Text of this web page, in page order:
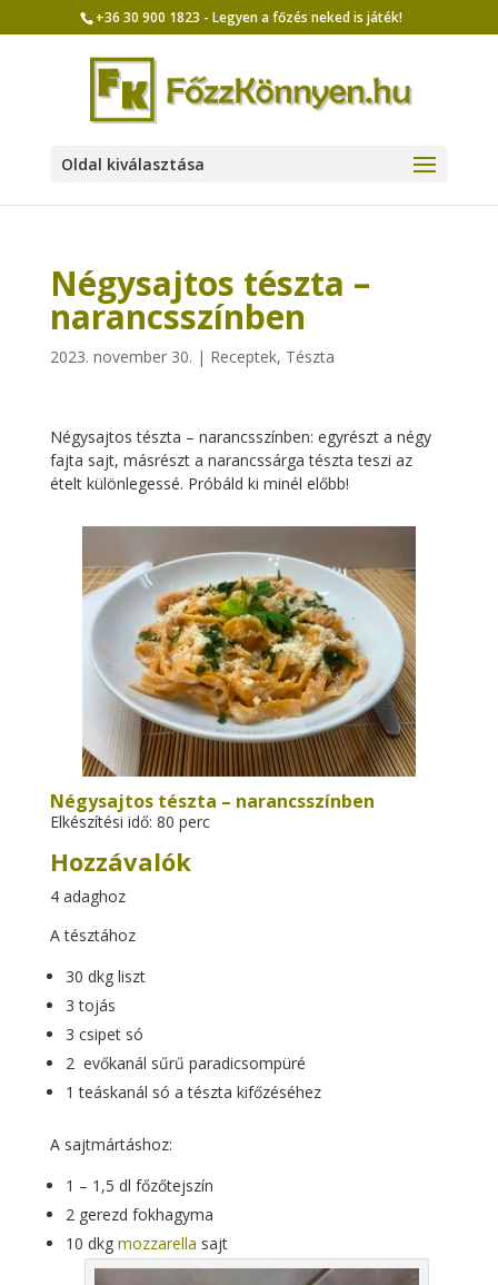
+36 30 900 1823 - Legyen a főzés neked is játék!
Oldal kiválasztása
Négysajtos tészta –
narancsszínben
2023. november 30. | Receptek, Tészta
Négysajtos tészta – narancsszínben: egyrészt a négy
fajta sajt, másrészt a narancssárga tészta teszi az
ételt különlegessé. Próbáld ki minél előbb!
Négysajtos tészta – narancsszínben
Elkészítési idő: 80 perc
Hozzávalók
4 adaghoz
A tésztához
30 dkg liszt
3 tojás
3 csipet só
2 evőkanál sűrű paradicsompüré
1 teáskanál só a tészta kifőzéséhez
A sajtmártáshoz:
1 – 1,5 dl főzőtejszín
2 gerezd fokhagyma
10 dkg mozzarella sajt